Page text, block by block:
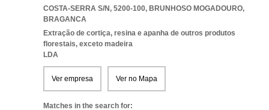
COSTA-SERRA S/N, 5200-100, BRUNHOSO MOGADOURO,
BRAGANCA
Extração de cortiça, resina e apanha de outros produtos
florestais, exceto madeira
LDA
Ver empresa Ver no Mapa
Matches in the search for: